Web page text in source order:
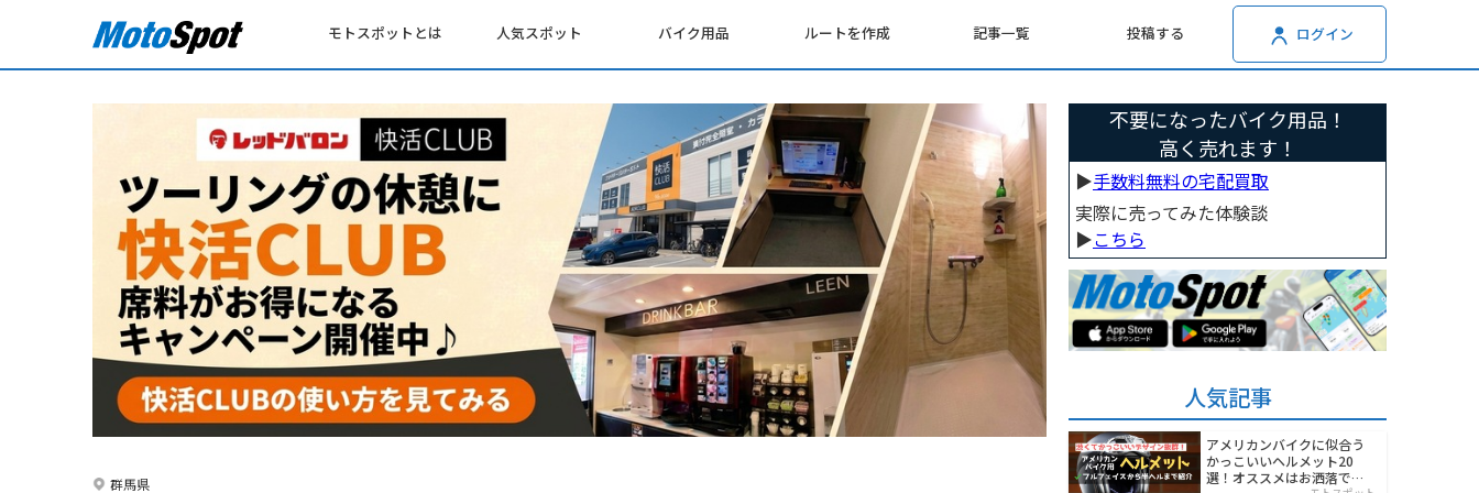
モトスポットとは 人気スポット バイク用品 ルートを作成 記事一覧 投稿する ログイン
群馬県
不要になったバイク用品！
高く売れます！
▶︎手数料無料の宅配買取
実際に売ってみた体験談
▶︎こちら
人気記事
アメリカンバイクに似合う
かっこいいヘルメット20
選！オススメはお洒落でワ